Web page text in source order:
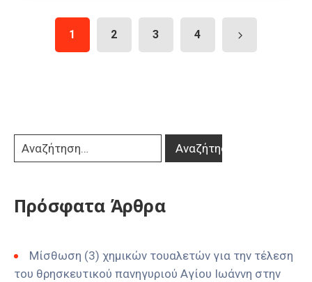
1 2 3 4
Πρόσφατα Άρθρα
Μίσθωση (3) χημικών τουαλετών για την τέλεση
του θρησκευτικού πανηγυριού Αγίου Ιωάννη στην